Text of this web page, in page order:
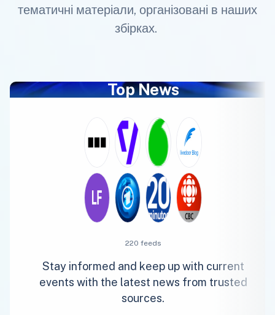
тематичні матеріали, організовані в наших
збірках.
Top News
220 feeds
Stay informed and keep up with current
events with the latest news from trusted
sources.